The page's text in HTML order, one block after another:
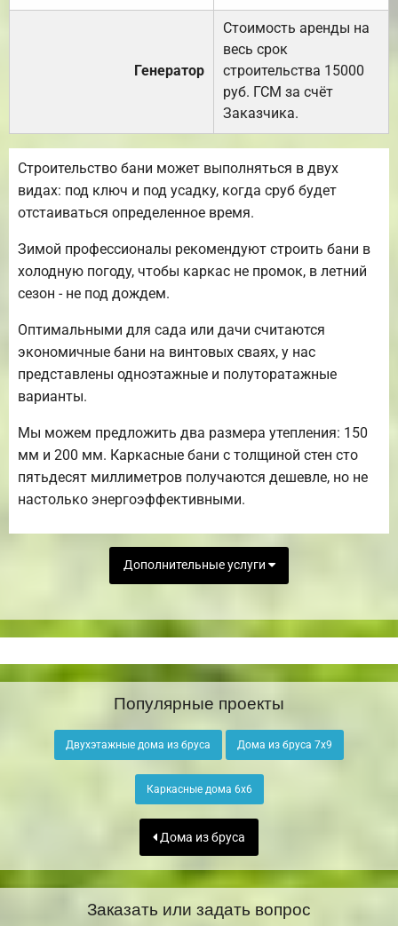
Генератор
Стоимость аренды на
весь срок
строительства 15000
руб. ГСМ за счёт
Заказчика.
Строительство бани может выполняться в двух
видах: под ключ и под усадку, когда сруб будет
отстаиваться определенное время.
Зимой профессионалы рекомендуют строить бани в
холодную погоду, чтобы каркас не промок, в летний
сезон - не под дождем.
Оптимальными для сада или дачи считаются
экономичные бани на винтовых сваях, у нас
представлены одноэтажные и полуторатажные
варианты.
Мы можем предложить два размера утепления: 150
мм и 200 мм. Каркасные бани с толщиной стен сто
пятьдесят миллиметров получаются дешевле, но не
настолько энергоэффективными.
Дополнительные услуги
Популярные проекты
Двухэтажные дома из бруса Дома из бруса 7х9
Каркасные дома 6х6
Дома из бруса
Заказать или задать вопрос